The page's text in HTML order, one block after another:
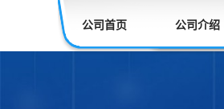
公司首页 公司介绍